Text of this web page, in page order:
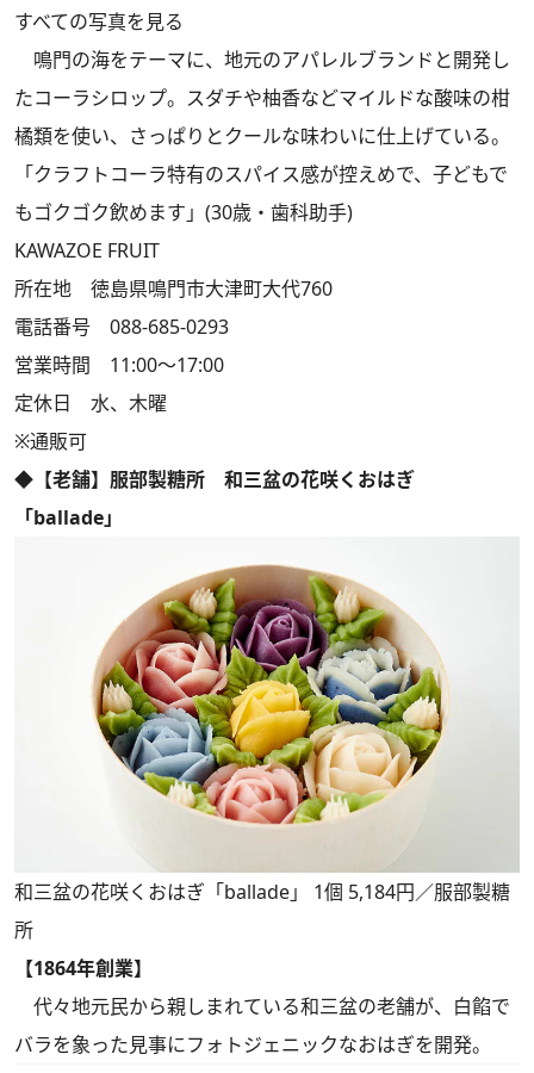
すべての写真を見る
鳴門の海をテーマに、地元のアパレルブランドと開発し
たコーラシロップ。スダチや柚香などマイルドな酸味の柑
橘類を使い、さっぱりとクールな味わいに仕上げている。
「クラフトコーラ特有のスパイス感が控えめで、子どもで
もゴクゴク飲めます」(30歳・歯科助手)
KAWAZOE FRUIT
所在地 徳島県鳴門市大津町大代760
電話番号 088-685-0293
営業時間 11:00～17:00
定休日 水、木曜
※通販可
◆【老舗】服部製糖所 和三盆の花咲くおはぎ
「ballade」
和三盆の花咲くおはぎ「ballade」 1個 5,184円／服部製糖
所
【1864年創業】
代々地元民から親しまれている和三盆の老舗が、白餡で
バラを象った見事にフォトジェニックなおはぎを開発。